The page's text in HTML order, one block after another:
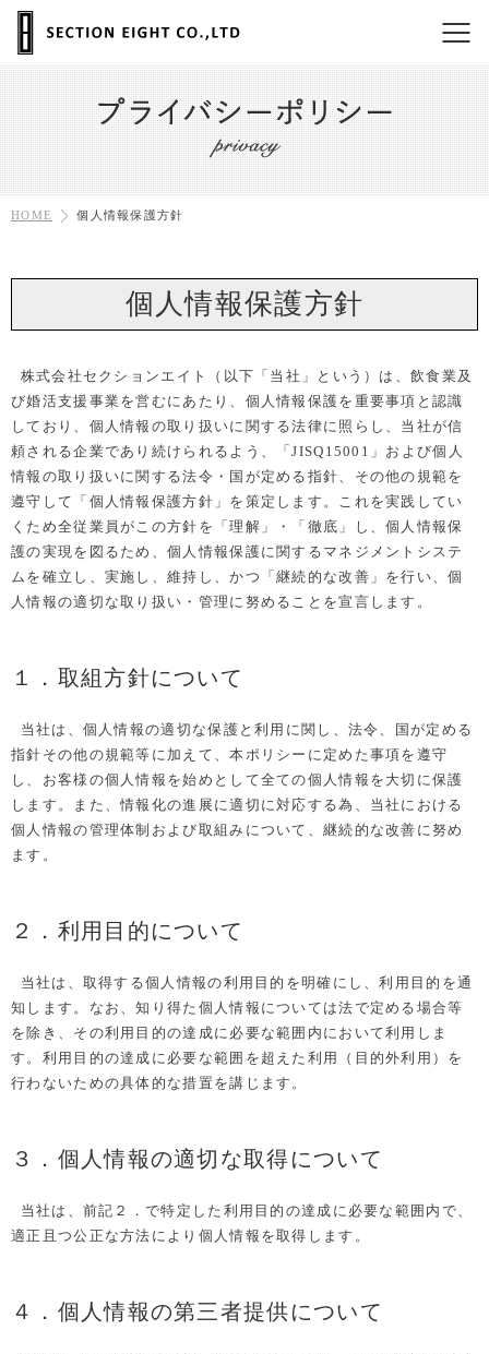
個人情報保護方針
HOME 個人情報保護方針
個人情報保護方針
株式会社セクションエイト（以下「当社」という）は、飲食業及
び婚活支援事業を営むにあたり、個人情報保護を重要事項と認識
しており、個人情報の取り扱いに関する法律に照らし、当社が信
頼される企業であり続けられるよう、「JISQ15001」および個人
情報の取り扱いに関する法令・国が定める指針、その他の規範を
遵守して「個人情報保護方針」を策定します。これを実践してい
くため全従業員がこの方針を「理解」・「徹底」し、個人情報保
護の実現を図るため、個人情報保護に関するマネジメントシステ
ムを確立し、実施し、維持し、かつ「継続的な改善」を行い、個
人情報の適切な取り扱い・管理に努めることを宣言します。
１．取組方針について
当社は、個人情報の適切な保護と利用に関し、法令、国が定める
指針その他の規範等に加えて、本ポリシーに定めた事項を遵守
し、お客様の個人情報を始めとして全ての個人情報を大切に保護
します。また、情報化の進展に適切に対応する為、当社における
個人情報の管理体制および取組みについて、継続的な改善に努め
ます。
２．利用目的について
当社は、取得する個人情報の利用目的を明確にし、利用目的を通
知します。なお、知り得た個人情報については法で定める場合等
を除き、その利用目的の達成に必要な範囲内において利用しま
す。利用目的の達成に必要な範囲を超えた利用（目的外利用）を
行わないための具体的な措置を講じます。
３．個人情報の適切な取得について
当社は、前記２．で特定した利用目的の達成に必要な範囲内で、
適正且つ公正な方法により個人情報を取得します。
４．個人情報の第三者提供について